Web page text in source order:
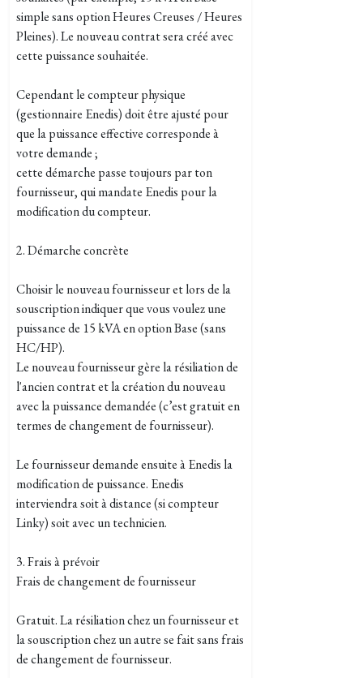
simple sans option Heures Creuses / Heures
Pleines). Le nouveau contrat sera créé avec
cette puissance souhaitée.
Cependant le compteur physique
(gestionnaire Enedis) doit être ajusté pour
que la puissance effective corresponde à
votre demande ;
cette démarche passe toujours par ton
fournisseur, qui mandate Enedis pour la
modification du compteur.
2. Démarche concrète
Choisir le nouveau fournisseur et lors de la
souscription indiquer que vous voulez une
puissance de 15 kVA en option Base (sans
HC/HP).
Le nouveau fournisseur gère la résiliation de
l'ancien contrat et la création du nouveau
avec la puissance demandée (c’est gratuit en
termes de changement de fournisseur).
Le fournisseur demande ensuite à Enedis la
modification de puissance. Enedis
interviendra soit à distance (si compteur
Linky) soit avec un technicien.
3. Frais à prévoir
Frais de changement de fournisseur
Gratuit. La résiliation chez un fournisseur et
la souscription chez un autre se fait sans frais
de changement de fournisseur.